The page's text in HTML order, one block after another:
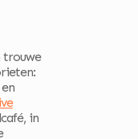
trouwe
in